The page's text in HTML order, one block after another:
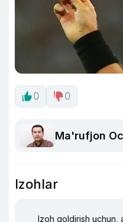
0 0
Ma'rufjon
Izohlar
Izoh qoldirish uchun,